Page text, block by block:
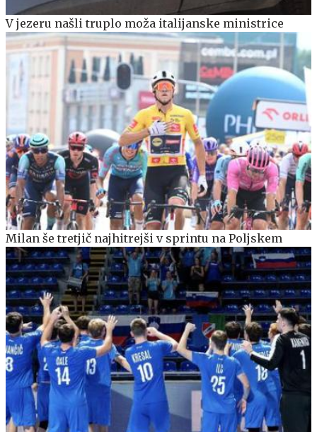
V jezeru našli truplo moža italijanske ministrice
Milan še tretjič najhitrejši v sprintu na Poljskem